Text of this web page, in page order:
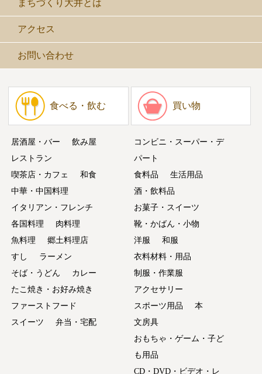
まちづくり大井とは
アクセス
お問い合わせ
食べる・飲む
居酒屋・バー
飲み屋
レストラン
喫茶店・カフェ
和食
中華・中国料理
イタリアン・フレンチ
各国料理
肉料理
魚料理
郷土料理店
すし
ラーメン
そば・うどん
カレー
たこ焼き・お好み焼き
ファーストフード
スイーツ
弁当・宅配
買い物
コンビニ・スーパー・デ
パート
食料品
生活用品
酒・飲料品
お菓子・スイーツ
靴・かばん・小物
洋服
和服
衣料材料・用品
制服・作業服
アクセサリー
スポーツ用品
本
文房具
おもちゃ・ゲーム・子ど
も用品
CD・DVD・ビデオ・レ